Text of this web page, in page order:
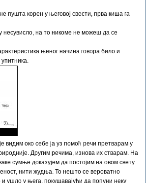
пушта корен у његовој свести, прва киша га
несувисло, на то никоме не можеш да се
њеног начина говора било и
видим око себе ја уз помоћ речи претварам у
Другим речима, изнова их стварам. На
сумње доказујем да постојим на овом свету.
нити жудња. То нешто се вероватно
и ушло у њега, покушавајући да попуни неку